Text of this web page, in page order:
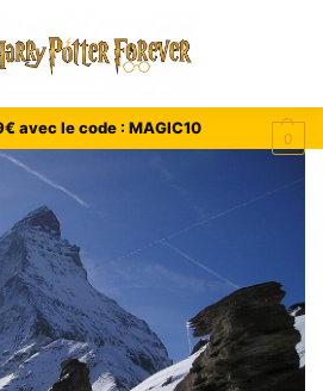
0
avec le code : MAGIC10